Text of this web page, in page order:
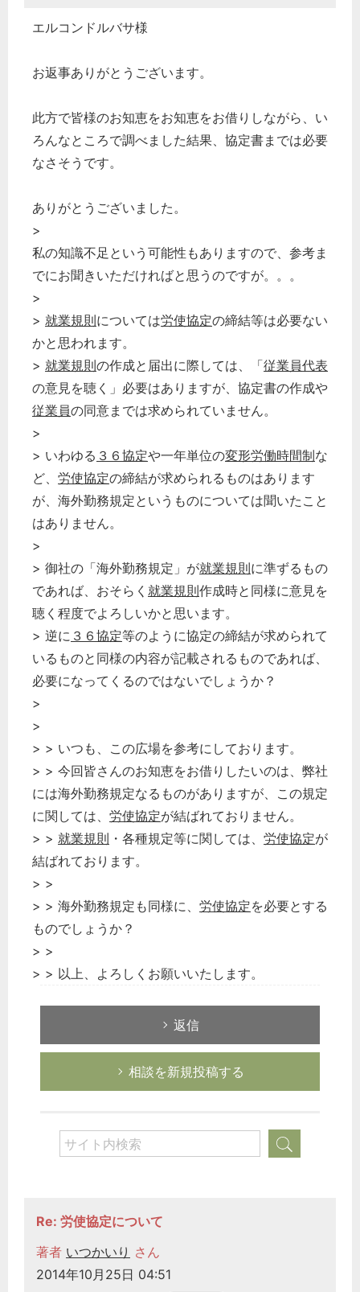
エルコンドルバサ様
お返事ありがとうございます。
此方で皆様のお知恵をお知恵をお借りしながら、い
ろんなところで調べました結果、協定書までは必要
なさそうです。
ありがとうございました。
>
私の知識不足という可能性もありますので、参考ま
でにお聞きいただければと思うのですが。。。
>
> 就業規則については労使協定の締結等は必要ない
かと思われます。
> 就業規則の作成と届出に際しては、「従業員代表
の意見を聴く」必要はありますが、協定書の作成や
従業員の同意までは求められていません。
>
> いわゆる ３６協定や一年単位の変形労働時間制な
ど、 労使協定の締結が求められるものはあります
が、海外勤務規定というものについては聞いたこと
はありません。
>
> 御社の「海外勤務規定」が就業規則に準ずるもの
であれば、おそらく 就業規則作成時と同様に意見を
聴く程度でよろしいかと思います。
> 逆に ３６協定等のように協定の締結が求められて
いるものと同様の内容が記載されるものであれば、
必要になってくるのではないでしょうか？
>
>
> > いつも、この広場を参考にしております。
> > 今回皆さんのお知恵をお借りしたいのは、弊社
には海外勤務規定なるものがありますが、この規定
に関しては、 労使協定が結ばれておりません。
> > 就業規則 ・各種規定等に関しては、 労使協定が
結ばれております。
> >
> > 海外勤務規定も同様に、 労使協定を必要とする
ものでしょうか？
> >
> > 以上、よろしくお願いいたします。
返信
相談を新規投稿する
Re: 労使協定について
著者 いつかいり さん
2014年10月25日 04:51